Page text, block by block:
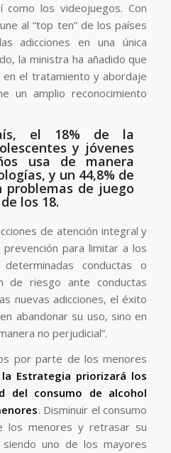
como los videojuegos. Con
al “top ten” de los países
adicciones en una única
la ministra ha añadido que
el tratamiento y abordaje
un amplio reconocimiento
el 18% de la
y jóvenes
usa de manera
y un 44,8% de
problemas de juego
los 18.
de atención integral y
para limitar a los
conductas o
de riesgo ante conductas
nuevas adicciones, el éxito
abandonar su uso, sino en
no perjudicial”.
por parte de los menores
la Estrategia priorizará los
del consumo de alcohol
. Disminuir el consumo
los menores y retrasar su
uno de los mayores